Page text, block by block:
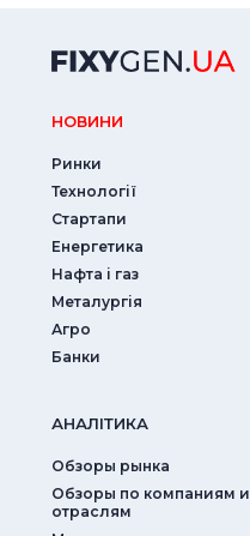
НОВИНИ
Ринки
Технології
Стартапи
Енергетика
Нафта і газ
Металургія
Агро
Банки
АНАЛIТИКА
Обзоры рынка
Обзоры по компаниям и
отраслям